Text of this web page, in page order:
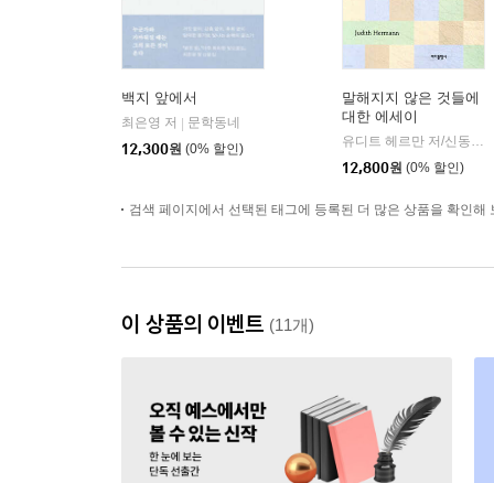
백지 앞에서
최은영 저
문학동네
12,300원 (0% 할인)
말해지지 않은 것들에
대한 에세이
유디트 헤르만 저/신동화 역
12,800원 (0% 할인)
검색 페이지에서 선택된 태그에 등록된 더 많은 상품을 확인해
이 상품의 이벤트 (11개)